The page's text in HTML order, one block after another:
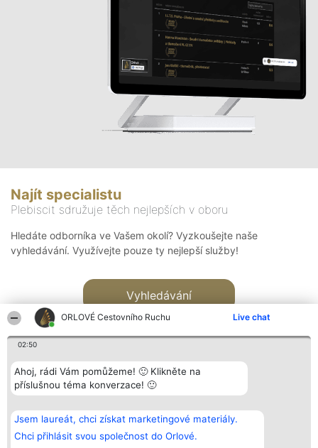
ORLOVÉ Cestovního Ruchu Live chat
02:50
Ahoj, rádi Vám pomůžeme! 🙂 Klikněte na
příslušnou téma konverzace! 🙂
Jsem laureát, chci získat marketingové materiály.
Chci přihlásit svou společnost do Orlové.
Najít specialistu
Plebiscit sdružuje těch nejlepších v oboru
Hledáte odborníka ve Vašem okolí? Vyzkoušejte naše
vyhledávání. Využívejte pouze ty nejlepší služby!
Vyhledávání
Bright Side Solutions sp. z o.
o. sp. k.
ul. Ruska 22
Wrocław 50-079
Vítězové
Seznam všech
laureátů
Zásady
Kontakt